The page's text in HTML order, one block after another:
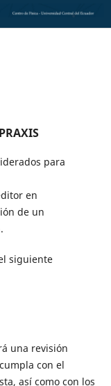
para
en
de un
siguiente
una revisión
con el
así como con los